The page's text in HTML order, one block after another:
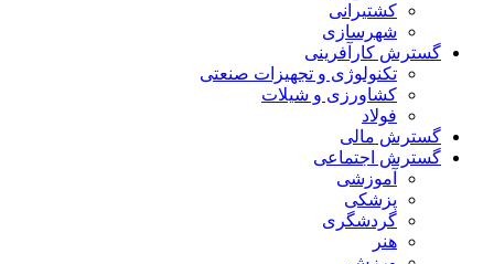
کشتیرانی
شهرسازی
گسترش کارآفرینی
تکنولوژی و تجهیزات صنعتی
کشاورزی و شیلات
فولاد
گسترش مالی
گسترش اجتماعی
آموزشی
پزشکی
گردشگری
هنر